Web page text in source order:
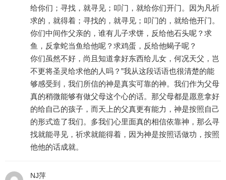
给你们；寻找，就寻见；叩门，就给你们开门。因为凡祈
求的，就得着；寻找的，就寻见；叩门的，就给他开门。
你们中间作父亲的，谁有儿子求饼，反给他石头呢？求
鱼，反拿蛇当鱼给他呢？求鸡蛋，反给他蝎子呢？
你们虽然不好，尚且知道拿好东西给儿女，何况天父，岂
不更将圣灵给求他的人吗？”我从这段话语也很清楚的能
够感受到，我们所信的神是真实可靠的神。我们作为父母
真的稍微能够有做父母这个心的话。那父母都是愿意拿好
的给自己的孩子，而天上的父真更有能力，神是按照自己
的形式造了我们。多我们心里面真的相信依靠神，那么寻
找就能寻见，祈求就能得着，因为神是按照话做功，按照
他他的话成就。
NJ萍